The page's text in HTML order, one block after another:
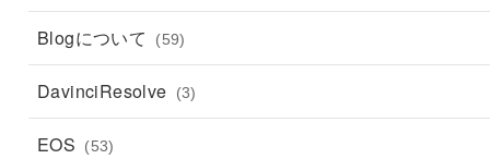
Blogについて (59)
DavinciResolve (3)
EOS (53)